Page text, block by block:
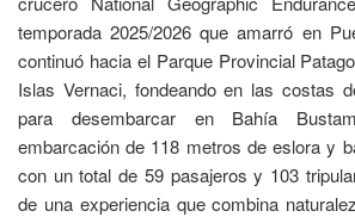
temporada 2025/2026 que amarró en
continuó hacia el Parque Provincial
Islas Vernaci, fondeando en las costas
para desembarcar en Bahía
embarcación de 118 metros de eslora y
con un total de 59 pasajeros y 103
de una experiencia que combina